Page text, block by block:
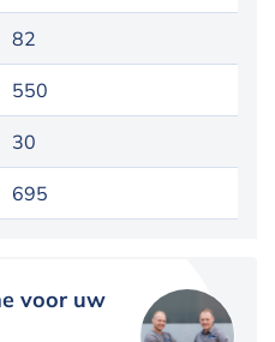
82
550
30
695
voor uw